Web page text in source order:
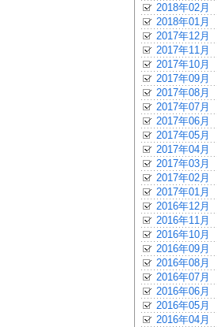
2018年02月
2018年01月
2017年12月
2017年11月
2017年10月
2017年09月
2017年08月
2017年07月
2017年06月
2017年05月
2017年04月
2017年03月
2017年02月
2017年01月
2016年12月
2016年11月
2016年10月
2016年09月
2016年08月
2016年07月
2016年06月
2016年05月
2016年04月